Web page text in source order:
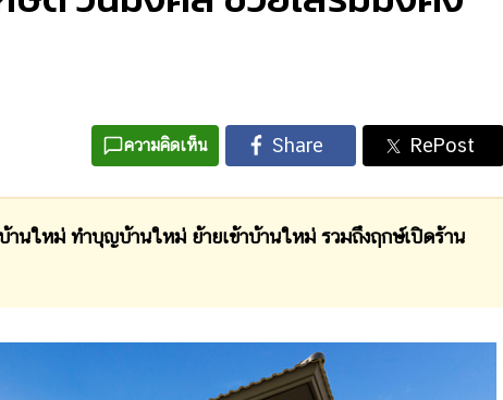
ความคิดเห็น
นใหม่ ทำบุญบ้านใหม่ ย้ายเข้าบ้านใหม่ รวมถึงฤกษ์เปิดร้าน